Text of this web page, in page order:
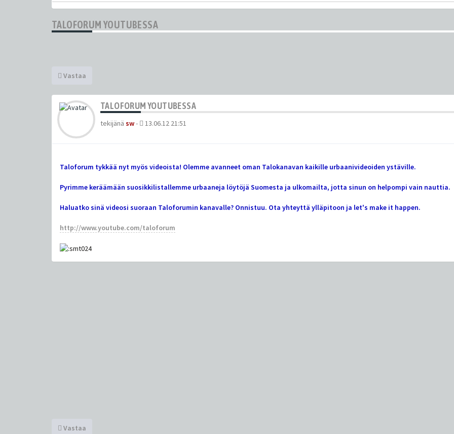
TALOFORUM YOUTUBESSA
Vastaa
TALOFORUM YOUTUBESSA
tekijänä sw- 13.06.12 21:51
Taloforum tykkää nyt myös videoista! Olemme avanneet oman Talokanavan kaikille urbaanivideoiden ystäville.
Pyrimme keräämään suosikkilistallemme urbaaneja löytöjä Suomesta ja ulkomailta, jotta sinun on helpompi vain nauttia.
Haluatko sinä videosi suoraan Taloforumin kanavalle? Onnistuu. Ota yhteyttä ylläpitoon ja let's make it happen.
http://www.youtube.com/taloforum
Vastaa